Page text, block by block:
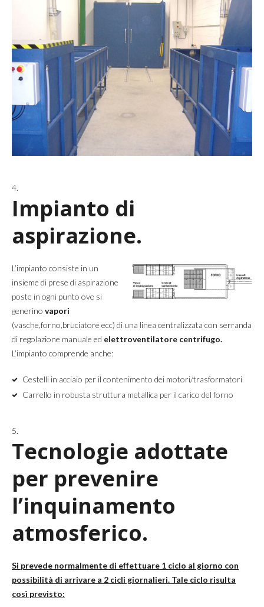
Impianto di
aspirazione.
L’impianto consiste in un
insieme di prese di aspirazione
poste in ogni punto ove si
generino vapori
(vasche,forno,bruciatore ecc) di una linea centralizzata con serranda
di regolazione manuale ed elettroventilatore centrifugo.
L’impianto comprende anche:
Cestelli in acciaio per il contenimento dei motori/trasformatori
Carrello in robusta struttura metallica per il carico del forno
Tecnologie adottate
per prevenire
l’inquinamento
atmosferico.
Si prevede normalmente di effettuare 1 ciclo al giorno con
possibilità di arrivare a 2 cicli giornalieri. Tale ciclo risulta
così previsto: